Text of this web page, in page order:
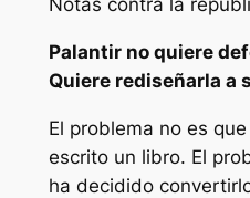
Palantir no quiere
Quiere rediseñarla a
El problema no es
escrito un libro. El
ha decidido